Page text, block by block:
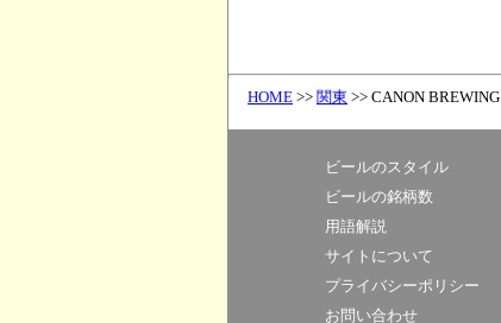
HOME >> 関東 >> CANON BREWING